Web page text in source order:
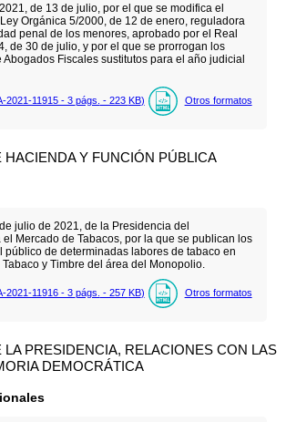
de 13 de julio, por el que se modifica el
Orgánica 5/2000, de 12 de enero, reguladora
penal de los menores, aprobado por el Real
de 30 de julio, y por el que se prorrogan los
Abogados Fiscales sustitutos para el año judicial
2021-11915 - 3 págs. - 223 KB) Otros formatos
HACIENDA Y FUNCIÓN PÚBLICA
julio de 2021, de la Presidencia del
Mercado de Tabacos, por la que se publican los
público de determinadas labores de tabaco en
y Timbre del área del Monopolio.
2021-11916 - 3 págs. - 257 KB) Otros formatos
LA PRESIDENCIA, RELACIONES CON LAS
DEMOCRÁTICA